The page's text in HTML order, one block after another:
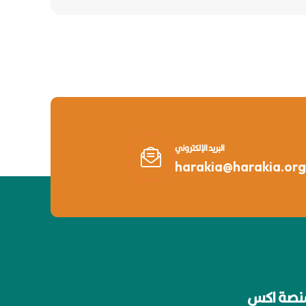
البريد الإلكتروني
اكس